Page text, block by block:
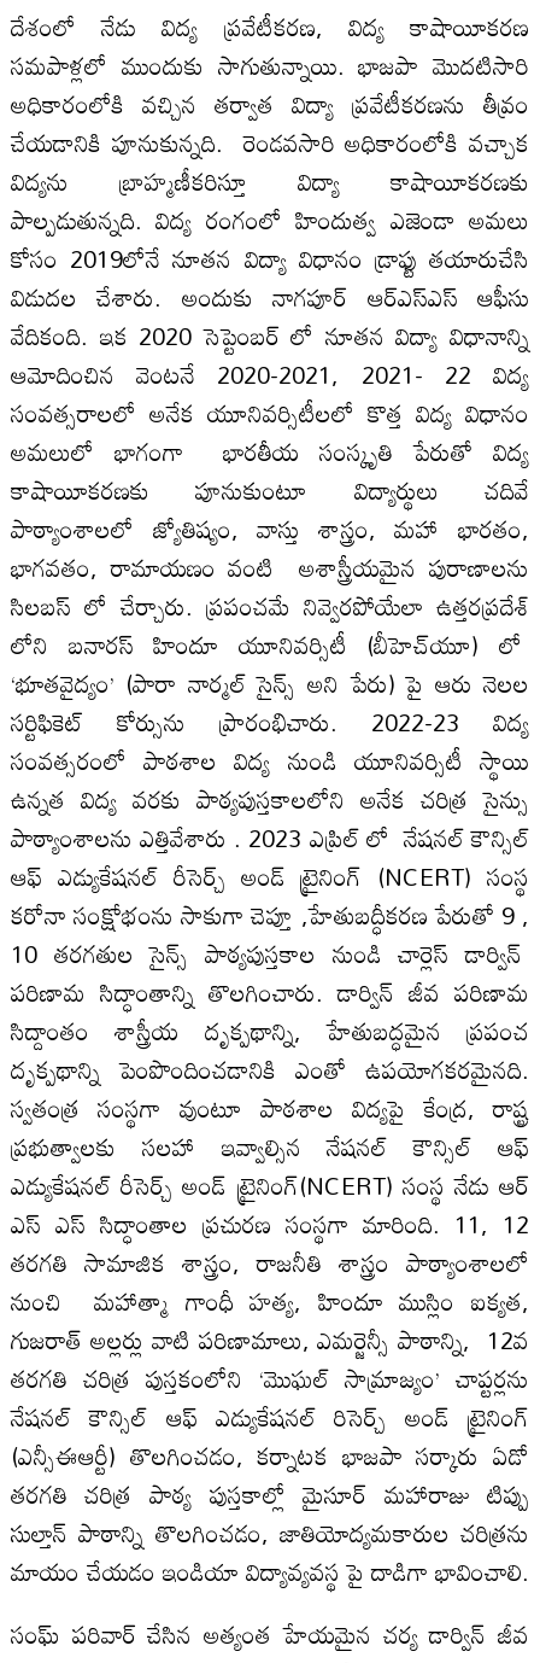
దేశంలో నేడు విద్య ప్రవేటీకరణ, విద్య కాషాయీకరణ
సమపాళ్లలో ముందుకు సాగుతున్నాయి. భాజపా మొదటిసారి
అధికారంలోకి వచ్చిన తర్వాత విద్యా ప్రవేటీకరణను తీవ్రం
చేయడానికి పూనుకున్నది. రెండవసారి అధికారంలోకి వచ్చాక
విద్యను బ్రాహ్మణీకరిస్తూ విద్యా కాషాయీకరణకు
పాల్పడుతున్నది. విద్య రంగంలో హిందుత్వ ఎజెండా అమలు
కోసం 2019లోనే నూతన విద్యా విధానం డ్రాఫ్టు తయారుచేసి
విడుదల చేశారు. అందుకు నాగపూర్ ఆర్ఎస్ఎస్ ఆఫీసు
వేదికంది. ఇక 2020 సెప్టెంబర్ లో నూతన విద్యా విధానాన్ని
ఆమోదించిన వెంటనే 2020-2021, 2021- 22 విద్య
సంవత్సరాలలో అనేక యూనివర్సిటీలలో కొత్త విద్య విధానం
అమలులో భాగంగా భారతీయ సంస్కృతి పేరుతో విద్య
కాషాయీకరణకు పూనుకుంటూ విద్యార్థులు చదివే
పాఠ్యాంశాలలో జ్యోతిష్యం, వాస్తు శాస్త్రం, మహా భారతం,
భాగవతం, రామాయణం వంటి అశాస్త్రీయమైన పురాణాలను
సిలబస్ లో చేర్చారు. ప్రపంచమే నివ్వెరపోయేలా ఉత్తరప్రదేశ్
లోని బనారస్ హిందూ యూనివర్సిటీ (బీహెచ్‌యూ) లో
‘భూతవైద్యం’ (పారా నార్మల్ సైన్స్ అని పేరు) పై ఆరు నెలల
సర్టిఫికెట్ కోర్సును ప్రారంభిచారు. 2022-23 విద్య
సంవత్సరంలో పాఠశాల విద్య నుండి యూనివర్సిటీ స్థాయి
ఉన్నత విద్య వరకు పాఠ్యపుస్తకాలలోని అనేక చరిత్ర సైన్సు
పాఠ్యాంశాలను ఎత్తివేశారు . 2023 ఎప్రిల్ లో నేషనల్ కౌన్సిల్
ఆఫ్ ఎడ్యుకేషనల్ రీసెర్చ్ అండ్ ట్రైనింగ్ (NCERT) సంస్థ
కరోనా సంక్షోభంను సాకుగా చెప్తూ ,హేతుబద్ధీకరణ పేరుతో 9 ,
10 తరగతుల సైన్స్ పాఠ్యపుస్తకాల నుండి చార్లెస్ డార్విన్
పరిణామ సిద్ధాంతాన్ని తొలగించారు. డార్విన్ జీవ పరిణామ
సిద్దాంతం శాస్త్రీయ దృక్పథాన్ని, హేతుబద్ధమైన ప్రపంచ
దృక్పథాన్ని పెంపొందించడానికి ఎంతో ఉపయోగకరమైనది.
స్వతంత్ర సంస్థగా వుంటూ పాఠశాల విద్యపై కేంద్ర, రాష్ట్ర
ప్రభుత్వాలకు సలహా ఇవ్వాల్సిన నేషనల్ కౌన్సిల్ ఆఫ్
ఎడ్యుకేషనల్ రీసెర్చ్ అండ్ ట్రైనింగ్(NCERT) సంస్థ నేడు ఆర్
ఎస్ ఎస్ సిద్ధాంతాల ప్రచురణ సంస్థగా మారింది. 11, 12
తరగతి సామాజిక శాస్త్రం, రాజనీతి శాస్త్రం పాఠ్యాంశాలలో
నుంచి మహాత్మా గాంధీ హత్య, హిందూ ముస్లిం ఐక్యత,
గుజరాత్ అల్లర్లు వాటి పరిణామాలు, ఎమర్జెన్సీ పాఠాన్ని, 12వ
తరగతి చరిత్ర పుస్తకంలోని ‘మొఘల్‌ సామ్రాజ్యం’ చాప్టర్లను
నేషనల్‌ కౌన్సిల్‌ ఆఫ్‌ ఎడ్యుకేషనల్‌ రిసెర్చ్‌ అండ్‌ ట్రైనింగ్‌
(ఎన్సీఈఆర్టీ) తొలగించడం, కర్నాటక భాజపా సర్కారు ఏడో
తరగతి చరిత్ర పాఠ్య పుస్తకాల్లో మైసూర్ మహారాజు టిప్పు
సుల్తాన్‌ పాఠాన్ని తొలగించడం, జాతియోద్యమకారుల చరిత్రను
మాయం చేయడం ఇండియా విద్యావ్యవస్థ పై దాడిగా భావించాలి.
సంఘ్ పరివార్ చేసిన అత్యంత హేయమైన చర్య డార్విన్ జీవ